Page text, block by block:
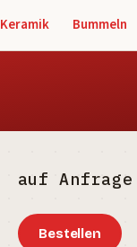
Keramik Bummeln
auf Anfrage
Bestellen